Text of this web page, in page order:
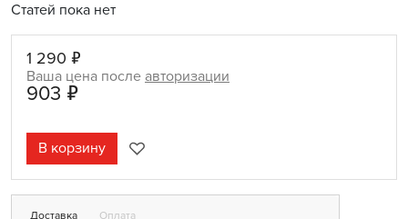
Статей пока нет
1 290 ₽
Ваша цена после авторизации
903 ₽
В корзину
Доставка Оплата